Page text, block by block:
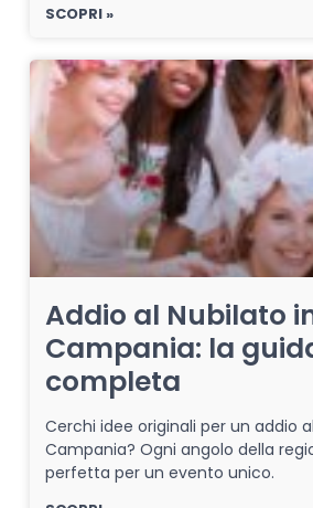
SCOPRI »
Addio al Nubilato
Campania: la
completa
Cerchi idee originali per un addio
Campania? Ogni angolo della
perfetta per un evento unico.